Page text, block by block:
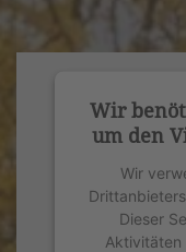
Wir
um den
Wir
Dieser
Aktivitäten